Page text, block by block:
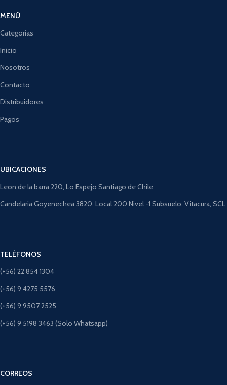
MENÚ
Categorías
Inicio
Nosotros
Contacto
Distribuidores
Pagos
UBICACIONES
Leon de la barra 220, Lo Espejo Santiago de Chile
Candelaria Goyenechea 3820, Local 200 Nivel -1 Subsuelo, Vitacura, SCL
TELÉFONOS
(+56) 22 854 1304
(+56) 9 4275 5576
(+56) 9 9507 2525
(+56) 9 5198 3463 (Solo Whatsapp)
CORREOS